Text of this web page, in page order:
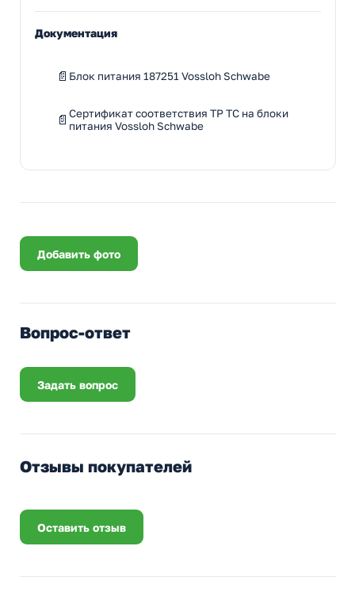
Документация
Блок питания 187251 Vossloh Schwabe
Сертификат соответствия ТР ТС на блоки
питания Vossloh Schwabe
Добавить фото
Вопрос-ответ
Задать вопрос
Отзывы покупателей
Оставить отзыв